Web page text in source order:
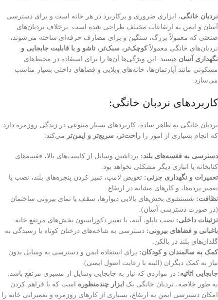
نردبان خانگی، ابزاری ضروری و پرکاربرد در هر خانه‌ است و برای دسترسی
آسان و ایمن به ارتفاعات مختلف طراحی شده است. برخلاف نردبان‌های
صنعتی که معمولاً بزرگ، سنگین و برای مصارف حرفه‌ای ساخته می‌شوند،
نردبان‌های خانگی معمولاً کوچک‌تر، سبک‌تر، تاشو و با قابلیت جابجایی و
نگهداری آسان هستند. این ویژگی‌ها آن‌ها را برای استفاده در محیط‌های
مسکونی مانند آپارتمان‌ها، خانه‌های ویلایی و فضاهای داخلی بسیار مناسب
می‌سازد.
کاربردهای نردبان خانگی:
نردبان خانگی به ظاهر ساده، کاربردهای بسیار متنوعی در زندگی روزمره دارد
که انجام بسیاری از امور را راحت‌تر، سریع‌تر و ایمن‌تر می‌کند:
دسترسی به قفسه‌های بلند: برداشتن وسایل از کابینت‌های بالا، قفسه‌های
کتابخانه یا انباری دیگر مشکلی نخواهد بود.
تعمیرات و نگهداری جزئی: تعویض لامپ، تمیز کردن پنجره‌های بلند، نصب یا
تعمیر پرده‌ها، و کارهای مشابه در ارتفاع.
نظافت: شستشوی بخش‌های بالایی دیوارها، سقف یا نمای بیرونی ساختمان
(در صورت دسترسی آسان).
تزئینات داخلی: نصب تابلو، آینه، یا تغییر دکوراسیون بخش‌های مرتفع خانه.
باغبانی و فضاهای بیرونی: دسترسی به شاخه‌های درختان کوتاه یا رسیدگی به
گلدان‌های بلند در بالکن.
کمک به سالمندان و کودکان: برای استفاده ایمن و دسترسی به وسایل بدون
نیاز به کمک دیگران (البته با رعایت اصول ایمنی).
جابجایی اثاثیه: در مواردی که نیاز به جابجایی وسایل از مسیری مرتفع باشد.
به طور خلاصه، نردبان خانگی یک ابزار چندمنظوره است که با فراهم کردن
امکان دسترسی ایمن به ارتفاع، بسیاری از کارهای روزمره و تعمیراتی خانه را